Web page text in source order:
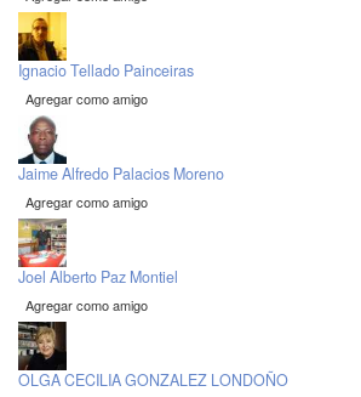
Ignacio Tellado Painceiras
Agregar como amigo
Jaime Alfredo Palacios Moreno
Agregar como amigo
Joel Alberto Paz Montiel
Agregar como amigo
OLGA CECILIA GONZALEZ LONDOÑO